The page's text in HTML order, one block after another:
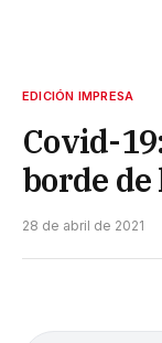
EDICIÓN IMPRESA
Covid-
borde de
28 de abril de 2021